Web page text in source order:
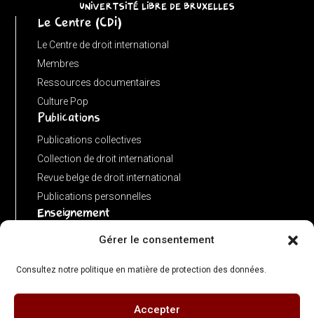
Gérer le consentement
Consultez notre politique en matière de protection des données.
Accepter
input
URL(input,
window.location.href);
u.pathname.toLowerCase().replace(/\/+$/,
===
UNIVERTSITÉ LIBRE DE BRUXELLES
Le Centre (CDI)
Le Centre de droit international
Membres
Ressources documentaires
Culture Pop
Publications
Publications collectives
Collection de droit international
Revue belge de droit international
Publications personnelles
Enseignement
Advanced LLM in public international law
Concours de plaidoiries public